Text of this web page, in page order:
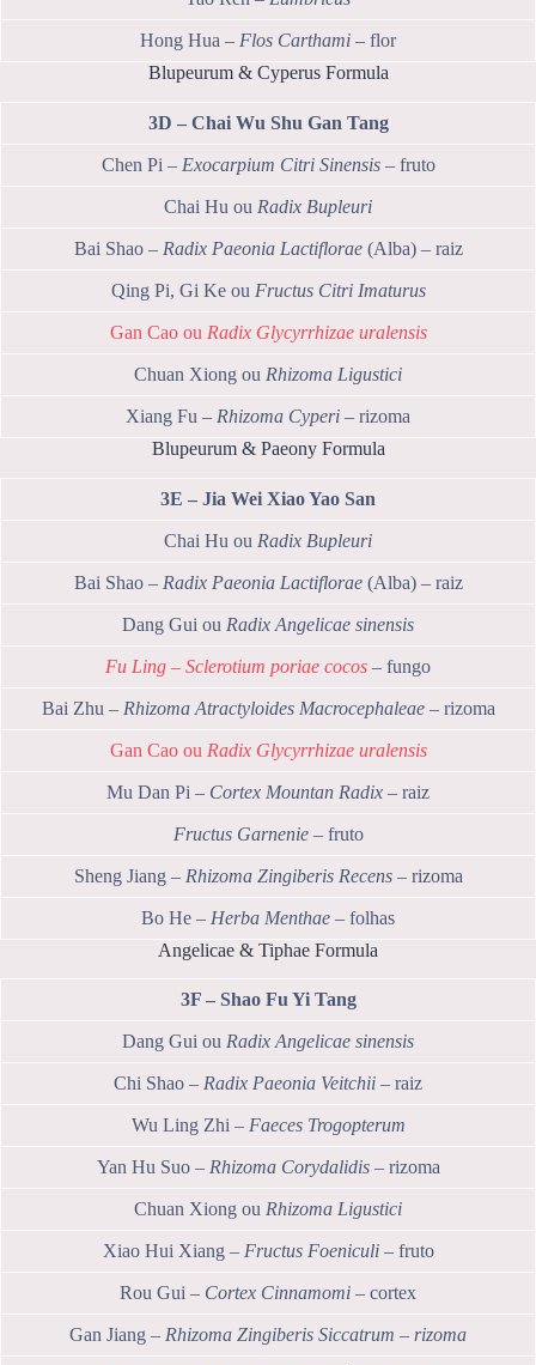
Hong Hua – Flos Carthami – flor
Blupeurum & Cyperus Formula
3D – Chai Wu Shu Gan Tang
Chen Pi – Exocarpium Citri Sinensis– fruto
Chai Hu ou Radix Bupleuri
Bai Shao – Radix Paeonia Lactiflorae(Alba) – raiz
Qing Pi, Gi Ke ou Fructus Citri Imaturus
Gan Cao ou Radix Glycyrrhizae uralensis
Chuan Xiong ou Rhizoma Ligustici
Xiang Fu – Rhizoma Cyperi – rizoma
Blupeurum & Paeony Formula
3E – Jia Wei Xiao Yao San
Chai Hu ou Radix Bupleuri
Bai Shao – Radix Paeonia Lactiflorae(Alba) – raiz
Dang Gui ou Radix Angelicae sinensis
Fu Ling – Sclerotium poriae cocos – fungo
Bai Zhu – Rhizoma Atractyloides Macrocephaleae– rizoma
Gan Cao ou Radix Glycyrrhizae uralensis
Mu Dan Pi – Cortex Mountan Radix – raiz
Fructus Garnenie– fruto
Sheng Jiang – Rhizoma Zingiberis Recens– rizoma
Bo He – Herba Menthae – folhas
Angelicae & Tiphae Formula
3F – Shao Fu Yi Tang
Dang Gui ou Radix Angelicae sinensis
Chi Shao – Radix Paeonia Veitchii – raiz
Wu Ling Zhi – Faeces Trogopterum
Yan Hu Suo – Rhizoma Corydalidis– rizoma
Chuan Xiong ou Rhizoma Ligustici
Xiao Hui Xiang – Fructus Foeniculi– fruto
Rou Gui – Cortex Cinnamomi – cortex
Gan Jiang – Rhizoma Zingiberis Siccatrum – rizoma